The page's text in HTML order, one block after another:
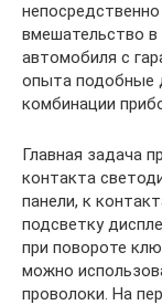
вмешательство в
автомобиля с
опыта подобные
комбинации
Главная задача
контакта
панели, к
подсветку
при повороте
можно
проволоки. На